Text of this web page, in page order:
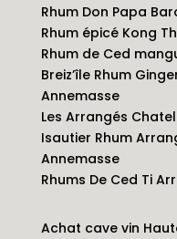
Rhum Don Papa
Rhum épicé Kong
Rhum de Ced
Breiz’île Rhum
Annemasse
Les Arrangés
Isautier Rhum
Annemasse
Rhums De Ced Ti
Achat cave vin